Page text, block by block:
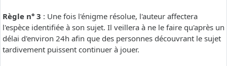
Règle n° 3 : Une fois l'énigme résolue, l'auteur affectera
l'espèce identifiée à son sujet. Il veillera à ne le faire qu'après un
délai d'environ 24h afin que des personnes découvrant le sujet
tardivement puissent continuer à jouer.